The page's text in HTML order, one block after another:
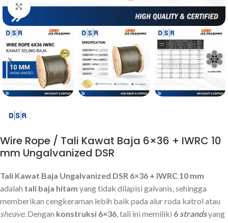
Click to enlarge
Wire Rope / Tali Kawat Baja 6×36 + IWRC 10
mm Ungalvanized DSR
Tali Kawat Baja Ungalvanized DSR 6×36 + IWRC 10 mm
adalah tali baja hitam yang tidak dilapisi galvanis, sehingga
memberikan cengkeraman lebih baik pada alur roda katrol atau
sheave. Dengan konstruksi 6×36, tali ini memiliki 6 strandsyang